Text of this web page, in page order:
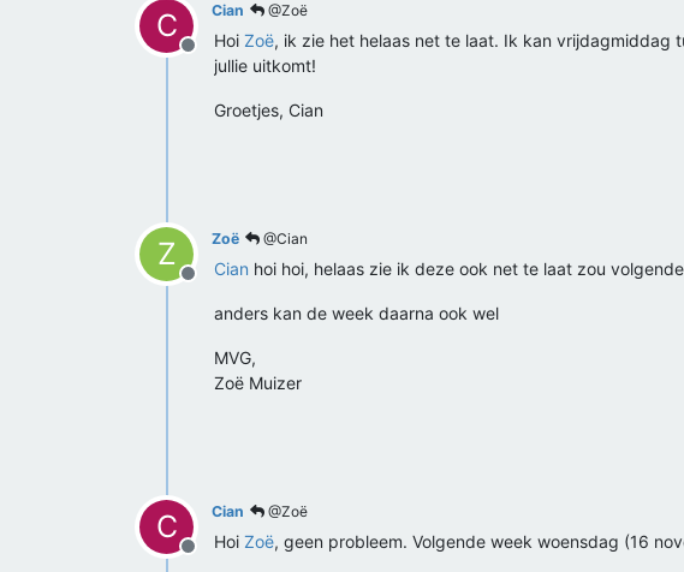
C
Offline
Cian @Zoë
Hoi Zoë, ik zie het helaas net te laat. Ik kan
jullie uitkomt!
Groetjes, Cian
Z
Offline
Zoë @Cian
Cian hoi hoi, helaas zie ik deze ook net te laat zou
anders kan de week daarna ook wel
MVG,
Zoë Muizer
C
Offline
Cian @Zoë
Hoi Zoë, geen probleem. Volgende week woensdag (16